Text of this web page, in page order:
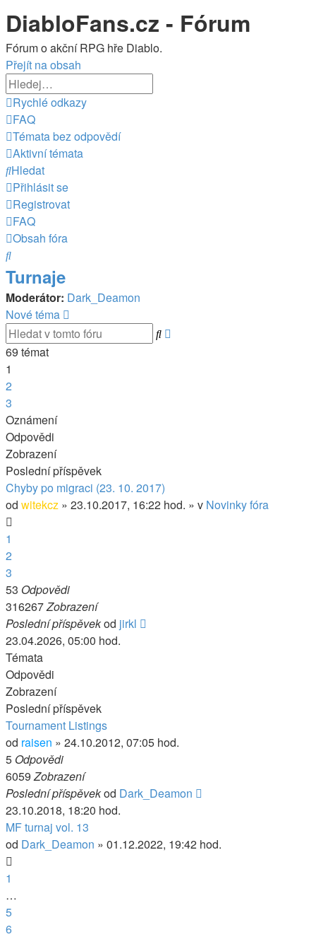
DiabloFans.cz - Fórum
Fórum o akční RPG hře Diablo.
Přejít na obsah
Rychlé odkazy
FAQ
Témata bez odpovědí
Aktivní témata
Hledat
Přihlásit se
Registrovat
FAQ
Obsah fóra
Hledat
Turnaje
Moderátor: Dark_Deamon
Nové téma
Hledat
69 témat
1
2
3
Další
Oznámení
Odpovědi
Zobrazení
Poslední příspěvek
Chyby po migraci (23. 10. 2017)
od witekcz » 23.10.2017, 16:22 hod. » v Novinky fóra
1
2
3
53 Odpovědi
316267Zobrazení
Poslední příspěvekod jirkl
23.04.2026, 05:00 hod.
Témata
Odpovědi
Zobrazení
Poslední příspěvek
Tournament Listings
od raisen » 24.10.2012, 07:05 hod.
5 Odpovědi
6059Zobrazení
Poslední příspěvekod Dark_Deamon
23.10.2018, 18:20 hod.
MF turnaj vol. 13
od Dark_Deamon » 01.12.2022, 19:42 hod.
1
…
5
6